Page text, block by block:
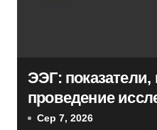
яЭЭГ: показатели,
проведение
Сер 7, 2026